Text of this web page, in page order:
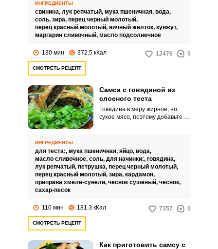
точно понравятся всем своим
вкусом и интересной подачей.
ИНГРЕДИЕНТЫ
свинина, лук репчатый, мука пшеничная, вода,
соль, зира, перец черный молотый,
перец красный молотый, яичный желток, кунжут,
маргарин сливочный, масло подсолнечное
130 мин 372.5 кКал 12476 0
СМОТРЕТЬ РЕЦЕПТ
Самса с говядиной из
слоеного теста
Говядина в меру жирное, но
сухое мясо, поэтому добавьте в
ИНГРЕДИЕНТЫ
для теста:, мука пшеничная, яйцо, вода,
масло сливочное, соль, для начинки:, говядина,
лук репчатый, петрушка, перец черный молотый,
перец красный молотый, зира, кардамон,
приправа хмели-сунели, чеснок сушеный, чеснок,
сахар-песок
110 мин 181.3 кКал 7357 0
СМОТРЕТЬ РЕЦЕПТ
Как приготовить самсу с
ЕЩЕ НЕ ЗАРЕГИСТРИРОВАННЫ?